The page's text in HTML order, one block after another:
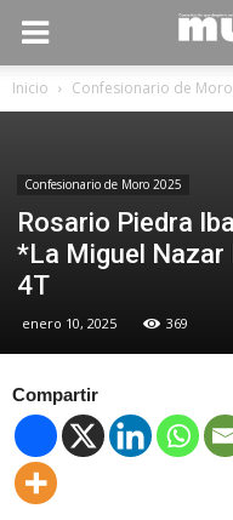
Inicio Confesionario de
Confesionario de Moro 2025
Rosario Piedra
*La Miguel Nazar
4T
enero 10, 2025 369
Compartir